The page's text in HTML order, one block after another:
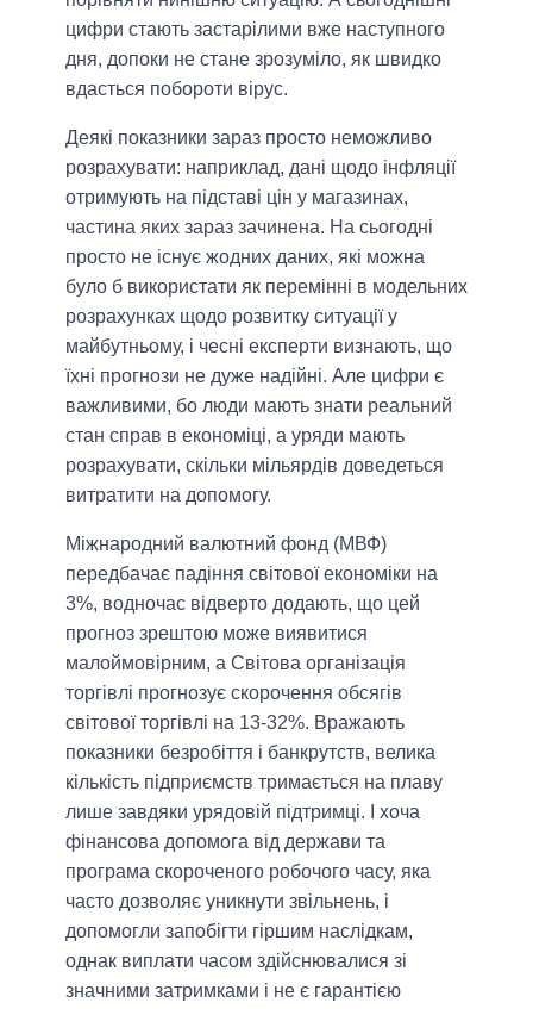
цифри стають застарілими вже наступного
дня, допоки не стане зрозуміло, як швидко
вдасться побороти вірус.
Деякі показники зараз просто неможливо
розрахувати: наприклад, дані щодо інфляції
отримують на підставі цін у магазинах,
частина яких зараз зачинена. На сьогодні
просто не існує жодних даних, які можна
було б використати як перемінні в модельних
розрахунках щодо розвитку ситуації у
майбутньому, і чесні експерти визнають, що
їхні прогнози не дуже надійні. Але цифри є
важливими, бо люди мають знати реальний
стан справ в економіці, а уряди мають
розрахувати, скільки мільярдів доведеться
витратити на допомогу.
Міжнародний валютний фонд (МВФ)
передбачає падіння світової економіки на
3%, водночас відверто додають, що цей
прогноз зрештою може виявитися
малоймовірним, а Світова організація
торгівлі прогнозує скорочення обсягів
світової торгівлі на 13-32%. Вражають
показники безробіття і банкрутств, велика
кількість підприємств тримається на плаву
лише завдяки урядовій підтримці. І хоча
фінансова допомога від держави та
програма скороченого робочого часу, яка
часто дозволяє уникнути звільнень, і
допомогли запобігти гіршим наслідкам,
однак виплати часом здійснювалися зі
значними затримками і не є гарантією